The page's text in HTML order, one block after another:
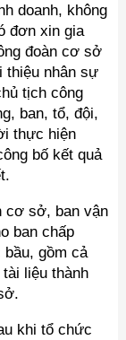
doanh, không
đơn xin gia
đoàn cơ sở
thiệu nhân sự
tịch công
ban, tổ, đội,
thực hiện
bố kết quả
cơ sở, ban vận
ban chấp
gồm cả
liệu thành
khi tổ chức